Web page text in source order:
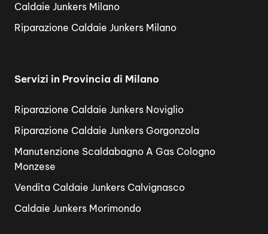
Caldaie Junkers Milano
Riparazione Caldaie Junkers Milano
Servizi in Provincia di Milano
Riparazione Caldaie Junkers Noviglio
Riparazione Caldaie Junkers Gorgonzola
Manutenzione Scaldabagno A Gas Cologno
Monzese
Vendita Caldaie Junkers Calvignasco
Caldaie Junkers Morimondo